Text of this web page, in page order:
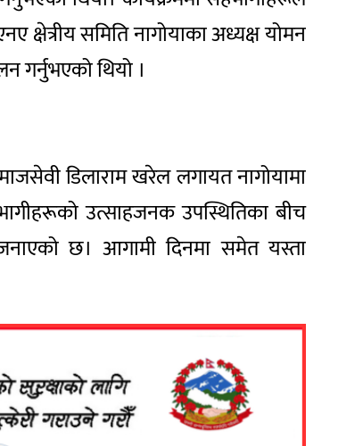
क्षेत्रीय समिति नागोयाका अध्यक्ष योमन
गर्नुभएको थियो ।
डिलाराम खरेल लगायत नागोयामा
उत्साहजनक उपस्थितिका बीच
छ। आगामी दिनमा समेत यस्ता